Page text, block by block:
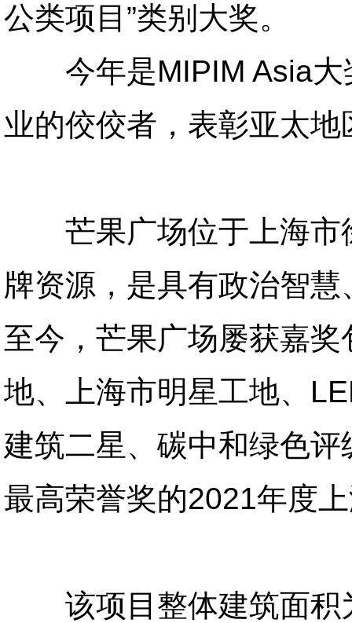
公类项目”类别大奖。
今年是MIPIM Asia大
业的佼佼者，表彰亚太
芒果广场位于上海市
牌资源，是具有政治智
至今，芒果广场屡获嘉
地、上海市明星工地、
建筑二星、碳中和绿色
最高荣誉奖的2021年度
该项目整体建筑面积